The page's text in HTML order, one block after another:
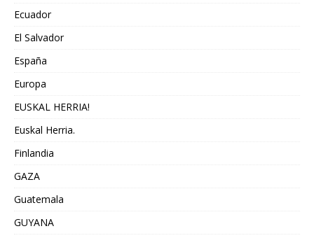
Ecuador
El Salvador
España
Europa
EUSKAL HERRIA!
Euskal Herria.
Finlandia
GAZA
Guatemala
GUYANA